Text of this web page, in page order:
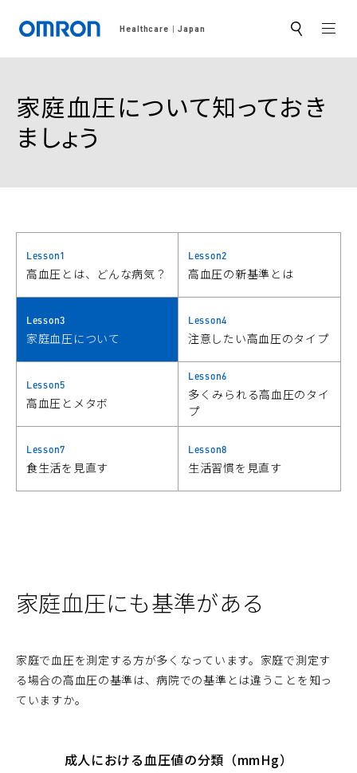
Healthcare Japan サ
ト
索
家庭血圧について知っておき
ましょう
Lesson1
高血圧とは、どんな病気？
Lesson2
高血圧の新基準とは
Lesson3
家庭血圧について
Lesson4
注意したい高血圧のタイプ
Lesson5
高血圧とメタボ
Lesson6
多くみられる高血圧のタイ
プ
Lesson7
食生活を見直す
Lesson8
生活習慣を見直す
家庭血圧にも基準がある
家庭で血圧を測定する方が多くなっています。家庭で測定す
る場合の高血圧の基準は、病院での基準とは違うことを知っ
ていますか。
成人における血圧値の分類（mmHg）